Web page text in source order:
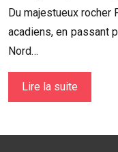
Du majestueux rocher
acadiens, en passant
Nord…
Lire la suite